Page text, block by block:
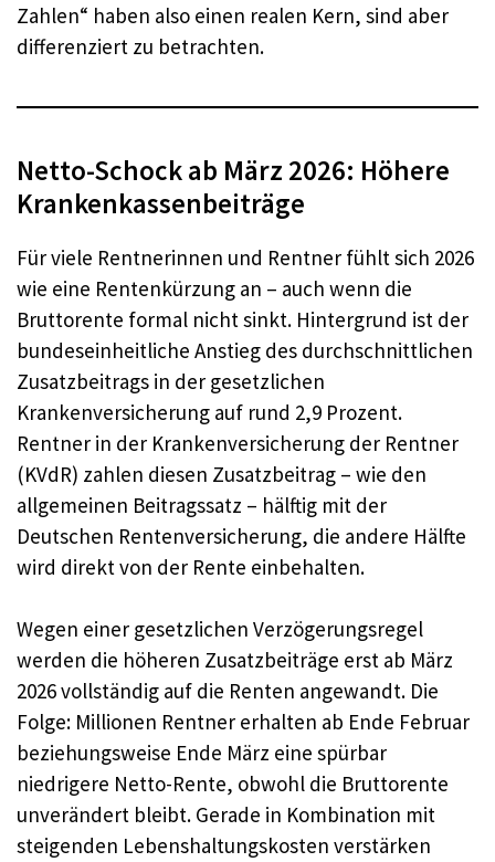
Zahlen“ haben also einen realen Kern, sind aber
differenziert zu betrachten.
Netto-Schock ab März 2026: Höhere
Krankenkassenbeiträge
Für viele Rentnerinnen und Rentner fühlt sich 2026
wie eine Rentenkürzung an – auch wenn die
Bruttorente formal nicht sinkt. Hintergrund ist der
bundeseinheitliche Anstieg des durchschnittlichen
Zusatzbeitrags in der gesetzlichen
Krankenversicherung auf rund 2,9 Prozent.
Rentner in der Krankenversicherung der Rentner
(KVdR) zahlen diesen Zusatzbeitrag – wie den
allgemeinen Beitragssatz – hälftig mit der
Deutschen Rentenversicherung, die andere Hälfte
wird direkt von der Rente einbehalten.
Wegen einer gesetzlichen Verzögerungsregel
werden die höheren Zusatzbeiträge erst ab März
2026 vollständig auf die Renten angewandt. Die
Folge: Millionen Rentner erhalten ab Ende Februar
beziehungsweise Ende März eine spürbar
niedrigere Netto-Rente, obwohl die Bruttorente
unverändert bleibt. Gerade in Kombination mit
steigenden Lebenshaltungskosten verstärken